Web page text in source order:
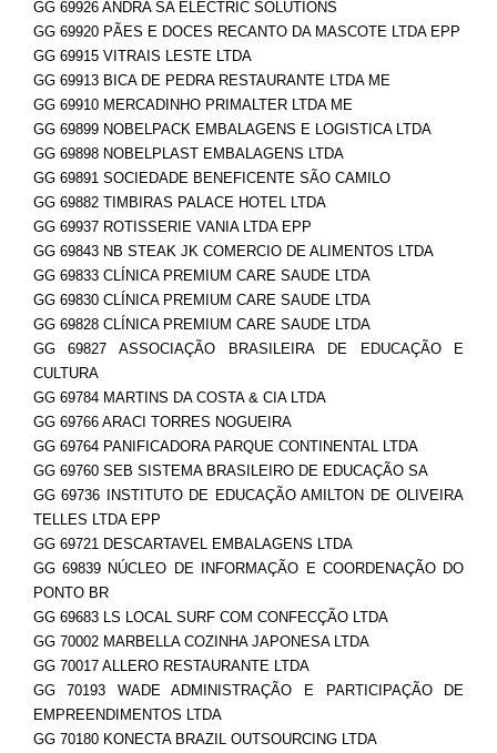
GG 69926 ANDRA SA ELECTRIC SOLUTIONS
GG 69920 PÃES E DOCES RECANTO DA MASCOTE LTDA EPP
GG 69915 VITRAIS LESTE LTDA
GG 69913 BICA DE PEDRA RESTAURANTE LTDA ME
GG 69910 MERCADINHO PRIMALTER LTDA ME
GG 69899 NOBELPACK EMBALAGENS E LOGISTICA LTDA
GG 69898 NOBELPLAST EMBALAGENS LTDA
GG 69891 SOCIEDADE BENEFICENTE SÃO CAMILO
GG 69882 TIMBIRAS PALACE HOTEL LTDA
GG 69937 ROTISSERIE VANIA LTDA EPP
GG 69843 NB STEAK JK COMERCIO DE ALIMENTOS LTDA
GG 69833 CLÍNICA PREMIUM CARE SAUDE LTDA
GG 69830 CLÍNICA PREMIUM CARE SAUDE LTDA
GG 69828 CLÍNICA PREMIUM CARE SAUDE LTDA
GG 69827 ASSOCIAÇÃO BRASILEIRA DE EDUCAÇÃO E
CULTURA
GG 69784 MARTINS DA COSTA & CIA LTDA
GG 69766 ARACI TORRES NOGUEIRA
GG 69764 PANIFICADORA PARQUE CONTINENTAL LTDA
GG 69760 SEB SISTEMA BRASILEIRO DE EDUCAÇÃO SA
GG 69736 INSTITUTO DE EDUCAÇÃO AMILTON DE OLIVEIRA
TELLES LTDA EPP
GG 69721 DESCARTAVEL EMBALAGENS LTDA
GG 69839 NÚCLEO DE INFORMAÇÃO E COORDENAÇÃO DO
PONTO BR
GG 69683 LS LOCAL SURF COM CONFECÇÃO LTDA
GG 70002 MARBELLA COZINHA JAPONESA LTDA
GG 70017 ALLERO RESTAURANTE LTDA
GG 70193 WADE ADMINISTRAÇÃO E PARTICIPAÇÃO DE
EMPREENDIMENTOS LTDA
GG 70180 KONECTA BRAZIL OUTSOURCING LTDA